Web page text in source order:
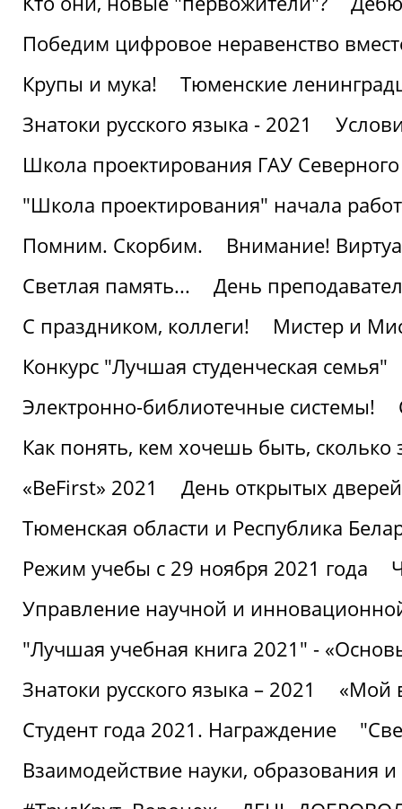
Победим цифровое неравенство
Крупы и мука!
Тюменские
Знатоки русского языка - 2021
Школа проектирования ГАУ
"Школа проектирования" начала
Помним. Скорбим.
Внимание!
Светлая память...
День
С праздником, коллеги!
Мистер и
Конкурс "Лучшая студенческая семья"
Электронно-библиотечные системы!
Как понять, кем хочешь быть, сколько
«BeFirst» 2021
День открытых
Тюменская области и Республика
Режим учебы с 29 ноября 2021 года
Управление научной и
"Лучшая учебная книга 2021" -
Знатоки русского языка – 2021
«Мой
Студент года 2021. Награждение
Взаимодействие науки, образования и